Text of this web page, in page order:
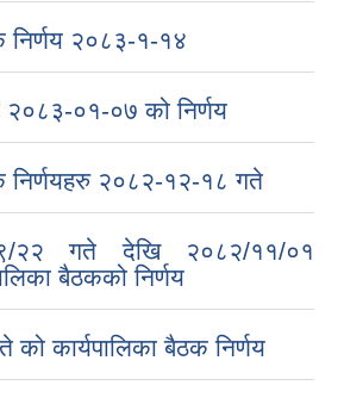
निर्णय २०८३-१-१४
२०८३-०१-०७ को निर्णय
निर्णयहरु २०८२-१२-१८ गते
२२ गते देखि २०८२/११/०१
बैठकको निर्णय
कार्यपालिका बैठक निर्णय